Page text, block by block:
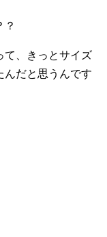
？
て、きっとサイズ
んだと思うんです